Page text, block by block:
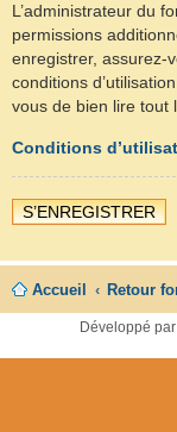
L’administrateur du
permissions
enregistrer, assurez-
conditions
vous de bien lire tout
Conditions
S’ENREGISTRER
Accueil Retour
Développé par